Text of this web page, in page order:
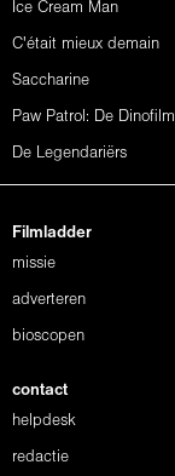
Ice Cream Man
C'était mieux demain
Saccharine
Paw Patrol: De Dinofilm
De Legendariërs
Filmladder
missie
adverteren
bioscopen
contact
helpdesk
redactie